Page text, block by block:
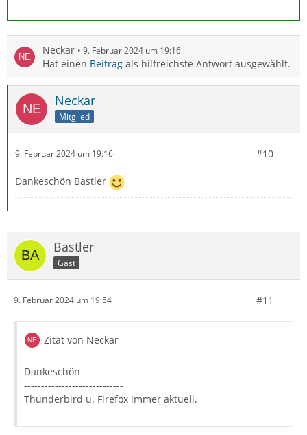
Neckar 9. Februar 2024 um 19:16
Hat einen Beitrag als hilfreichste Antwort ausgewählt.
Neckar
Mitglied
9. Februar 2024 um 19:16 #10
Dankeschön Bastler
Bastler
Gast
9. Februar 2024 um 19:54 #11
Zitat von Neckar
Dankeschön
-----------------------------
Thunderbird u. Firefox immer aktuell.